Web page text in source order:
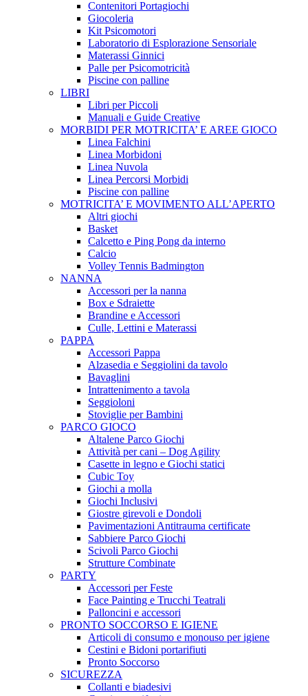
Contenitori Portagiochi
Giocoleria
Kit Psicomotori
Laboratorio di Esplorazione Sensoriale
Materassi Ginnici
Palle per Psicomotricità
Piscine con palline
LIBRI
Libri per Piccoli
Manuali e Guide Creative
MORBIDI PER MOTRICITA’ E AREE GIOCO
Linea Falchini
Linea Morbidoni
Linea Nuvola
Linea Percorsi Morbidi
Piscine con palline
MOTRICITA’ E MOVIMENTO ALL’APERTO
Altri giochi
Basket
Calcetto e Ping Pong da interno
Calcio
Volley Tennis Badmington
NANNA
Accessori per la nanna
Box e Sdraiette
Brandine e Accessori
Culle, Lettini e Materassi
PAPPA
Accessori Pappa
Alzasedia e Seggiolini da tavolo
Bavaglini
Intrattenimento a tavola
Seggioloni
Stoviglie per Bambini
PARCO GIOCO
Altalene Parco Giochi
Attività per cani – Dog Agility
Casette in legno e Giochi statici
Cubic Toy
Giochi a molla
Giochi Inclusivi
Giostre girevoli e Dondoli
Pavimentazioni Antitrauma certificate
Sabbiere Parco Giochi
Scivoli Parco Giochi
Strutture Combinate
PARTY
Accessori per Feste
Face Painting e Trucchi Teatrali
Palloncini e accessori
PRONTO SOCCORSO E IGIENE
Articoli di consumo e monouso per igiene
Cestini e Bidoni portarifiuti
Pronto Soccorso
SICUREZZA
Collanti e biadesivi